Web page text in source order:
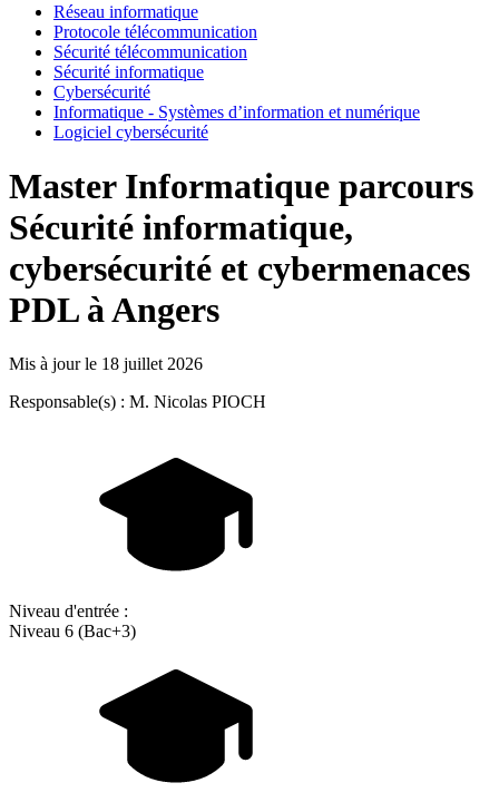
Réseau informatique
Protocole télécommunication
Sécurité télécommunication
Sécurité informatique
Cybersécurité
Informatique - Systèmes d’information et numérique
Logiciel cybersécurité
Master Informatique parcours
Sécurité informatique,
cybersécurité et cybermenaces
PDL à Angers
Mis à jour le 18 juillet 2026
Responsable(s) : M. Nicolas PIOCH
Niveau d'entrée :
Niveau 6 (Bac+3)